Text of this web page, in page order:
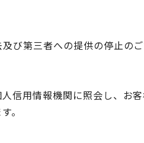
第三者への提供の停止
用情報機関に照会し、お
。